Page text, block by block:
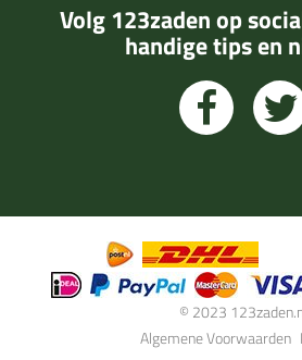
Volg 123zaden op
handige tips en
© 2023
Algemene Voorwaarden